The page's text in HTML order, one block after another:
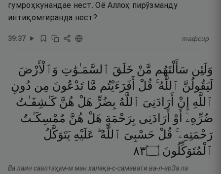
гумроҳкунандае нест. Оё Аллоҳ пирӯзманду
интиқомгиранда нест?
39:37 тафсир
وَلَئِن سَأَلْتَهُم مَّنْ خَلَقَ ٱلسَّمَـٰوَٰتِ وَٱلْأَرْضَ
لَيَقُولُنَّ ٱللَّهُ ۚ قُلْ أَفَرَءَيْتُم مَّا تَدْعُونَ مِن دُونِ
ٱللَّهِ
إِنْ أَرَادَنِىَ ٱللَّهُ بِضُرٍّ هَلْ هُنَّ كَـٰشِفَـٰتُ
ضُرِّهِۦٓ
أَوْ أَرَادَنِى بِرَحْمَةٍ هَلْ هُنَّ مُمْسِكَـٰتُ
رَحْمَتِهِۦ ۚ قُلْ حَسْبِىَ ٱللَّهُ ۖ عَلَيْهِ يَتَوَكَّلُ
ٱلْمُتَوَكِّلُونَ ۝٣٨
Ва лаин саалтаҳум-м ман халақа-с-самавати ва-л-арЗа ла